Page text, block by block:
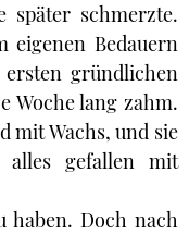
später schmerzte.
eigenen Bedauern
gründlichen
Woche lang zahm.
mit Wachs, und sie
gefallen mit
haben. Doch nach